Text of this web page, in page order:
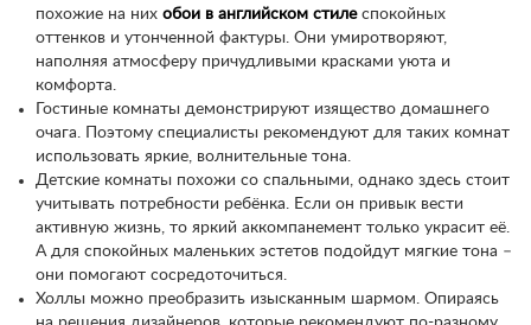
похожие на них обои в английском стилеспокойных
оттенков и утонченной фактуры. Они умиротворяют,
наполняя атмосферу причудливыми красками уюта и
комфорта.
Гостиные комнаты демонстрируют изящество домашнего
очага. Поэтому специалисты рекомендуют для таких комнат
использовать яркие, волнительные тона.
Детские комнаты похожи со спальными, однако здесь стоит
учитывать потребности ребёнка. Если он привык вести
активную жизнь, то яркий аккомпанемент только украсит её.
А для спокойных маленьких эстетов подойдут мягкие тона –
они помогают сосредоточиться.
Холлы можно преобразить изысканным шармом. Опираясь